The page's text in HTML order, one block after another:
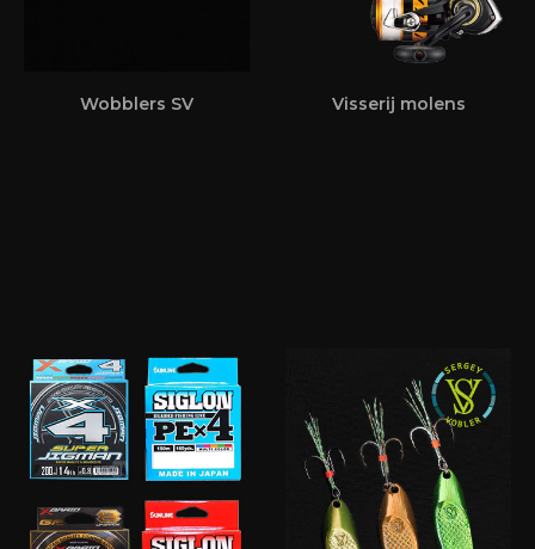
Wobblers SV Visserij molens